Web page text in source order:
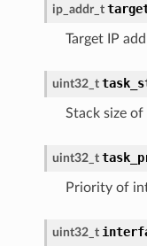
ip_addr_t
Target IP
uint32_t
Stack size
uint32_t
Priority of
uint32_t